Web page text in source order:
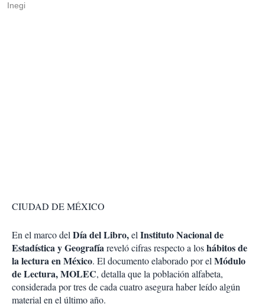
Inegi
CIUDAD DE MÉXICO
En el marco delDía del Libro,elInstituto Nacional de
Estadística y Geografíareveló cifras respecto a loshábitos de
la lectura en México. El documento elaborado por elMódulo
de Lectura, MOLEC, detalla que la población alfabeta,
considerada por tres de cada cuatro asegura haber leído algún
material en el último año.